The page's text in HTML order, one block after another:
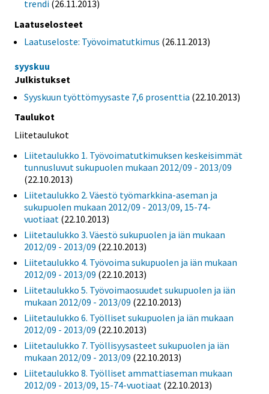
trendi (26.11.2013)
Laatuselosteet
Laatuseloste: Työvoimatutkimus (26.11.2013)
syyskuu
Julkistukset
Syyskuun työttömyysaste 7,6 prosenttia (22.10.2013)
Taulukot
Liitetaulukot
Liitetaulukko 1. Työvoimatutkimuksen keskeisimmät
tunnusluvut sukupuolen mukaan 2012/09 - 2013/09
(22.10.2013)
Liitetaulukko 2. Väestö työmarkkina-aseman ja
sukupuolen mukaan 2012/09 - 2013/09, 15-74-
vuotiaat (22.10.2013)
Liitetaulukko 3. Väestö sukupuolen ja iän mukaan
2012/09 - 2013/09 (22.10.2013)
Liitetaulukko 4. Työvoima sukupuolen ja iän mukaan
2012/09 - 2013/09 (22.10.2013)
Liitetaulukko 5. Työvoimaosuudet sukupuolen ja iän
mukaan 2012/09 - 2013/09 (22.10.2013)
Liitetaulukko 6. Työlliset sukupuolen ja iän mukaan
2012/09 - 2013/09 (22.10.2013)
Liitetaulukko 7. Työllisyysasteet sukupuolen ja iän
mukaan 2012/09 - 2013/09 (22.10.2013)
Liitetaulukko 8. Työlliset ammattiaseman mukaan
2012/09 - 2013/09, 15-74-vuotiaat (22.10.2013)